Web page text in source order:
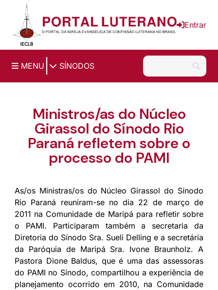
Ir para o conteúdo principal
Entrar
MENU SÍNODOS
Ministros/as do Núcleo
Girassol do Sínodo Rio
Paraná refletem sobre o
processo do PAMI
As/os Ministras/os do Núcleo Girassol do Sínodo
Rio Paraná reuniram-se no dia 22 de março de
2011 na Comunidade de Maripá para refletir sobre
o PAMI. Participaram também a secretaria da
Diretoria do Sínodo Sra. Sueli Delling e a secretária
da Paróquia de Maripá Sra. Ivone Braunholz. A
Pastora Dione Baldus, que é uma das assessoras
do PAMI no Sínodo, compartilhou a experiência de
planejamento ocorrido em 2010, na Comunidade